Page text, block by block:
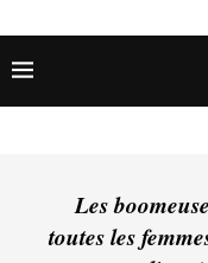
Les
toutes les